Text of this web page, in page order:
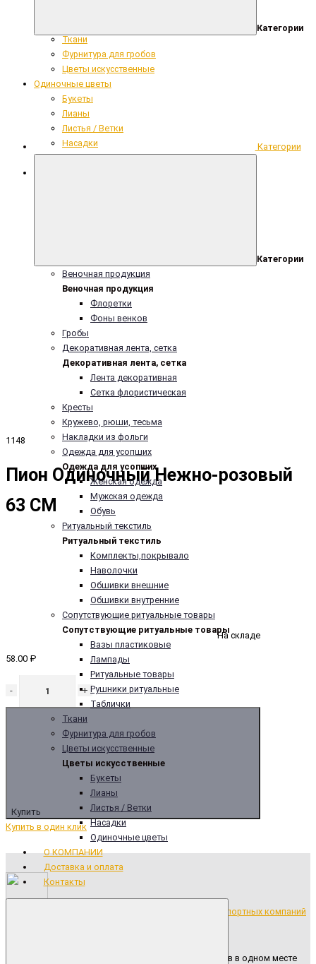
Категории
Категории
Категории
Веночная продукция
Веночная продукция
Флоретки
Фоны венков
Гробы
Декоративная лента, сетка
Декоративная лента, сетка
Лента декоративная
Сетка флористическая
Кресты
Кружево, рюши, тесьма
Накладки из фольги
Одежда для усопших
Одежда для усопших
Женская одежда
Мужская одежда
Обувь
Ритуальный текстиль
Ритуальный текстиль
Комплекты,покрывало
Наволочки
Обшивки внешние
Обшивки внутренние
Сопутствующие ритуальные товары
Сопутствующие ритуальные товары
Вазы пластиковые
Лампады
Ритуальные товары
Рушники ритуальные
Таблички
Ткани
Фурнитура для гробов
Цветы искусственные
Цветы искусственные
Букеты
Лианы
Листья / Ветки
Насадки
Одиночные цветы
О КОМПАНИИ
Доставка и оплата
Контакты
Ткани
Фурнитура для гробов
Цветы искусственные
Одиночные цветы
Букеты
Лианы
Листья / Ветки
Насадки
Одиночные цветы
1148
Пион Одиночный Нежно-розовый
63 СМ
На складе
58.00 ₽
- +
Купить
Купить в один клик
Бесплатная доставка продукции до транспортных компаний
Широкий ассортимент ритуальных товаров в одном месте